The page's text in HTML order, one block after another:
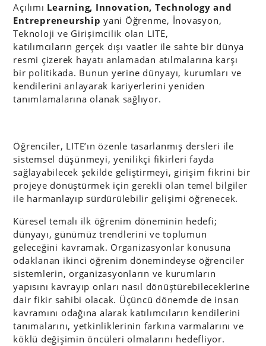
Açılımı Learning, Innovation, Technology and
Entrepreneurship yani Öğrenme, İnovasyon,
Teknoloji ve Girişimcilik olan LITE,
katılımcıların gerçek dışı vaatler ile sahte bir dünya
resmi çizerek hayatı anlamadan atılmalarına karşı
bir politikada. Bunun yerine dünyayı, kurumları ve
kendilerini anlayarak kariyerlerini yeniden
tanımlamalarına olanak sağlıyor.
Öğrenciler, LITE’ın özenle tasarlanmış dersleri ile
sistemsel düşünmeyi, yenilikçi fikirleri fayda
sağlayabilecek şekilde geliştirmeyi, girişim fikrini bir
projeye dönüştürmek için gerekli olan temel bilgiler
ile harmanlayıp sürdürülebilir gelişimi öğrenecek.
Küresel temalı ilk öğrenim döneminin hedefi;
dünyayı, günümüz trendlerini ve toplumun
geleceğini kavramak. Organizasyonlar konusuna
odaklanan ikinci öğrenim dönemindeyse öğrenciler
sistemlerin, organizasyonların ve kurumların
yapısını kavrayıp onları nasıl dönüştürebileceklerine
dair fikir sahibi olacak. Üçüncü dönemde de insan
kavramını odağına alarak katılımcıların kendilerini
tanımalarını, yetkinliklerinin farkına varmalarını ve
köklü değişimin öncüleri olmalarını hedefliyor.